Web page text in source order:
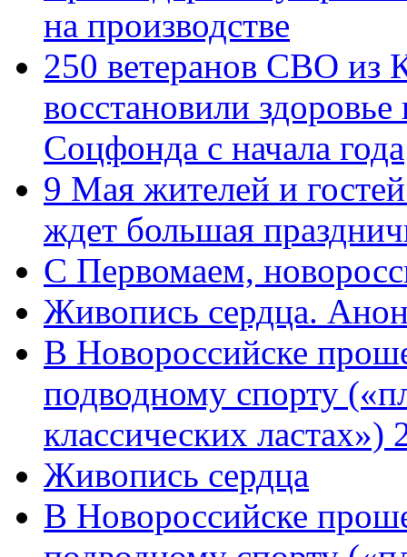
на производстве
250 ветеранов СВО из
восстановили
Соцфонда с начала года
9 Мая жителей и
ждет большая
C Первомаем,
Живопись сердца.
В Новороссийске
подводному спорту
классических
Живопись сердца
В Новороссийске